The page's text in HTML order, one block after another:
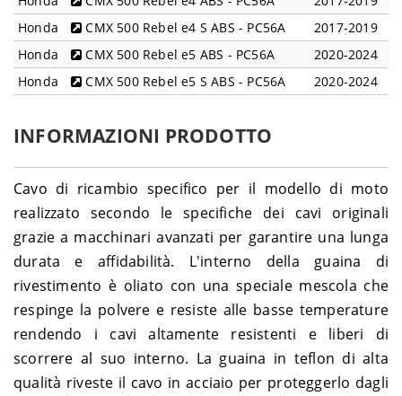
Honda
CMX 500 Rebel e4 S ABS - PC56A
2017-2019
Honda
CMX 500 Rebel e5 ABS - PC56A
2020-2024
Honda
CMX 500 Rebel e5 S ABS - PC56A 2020-2024
INFORMAZIONI PRODOTTO
Cavo di ricambio specifico per il modello di moto
realizzato secondo le specifiche dei cavi originali
grazie a macchinari avanzati per garantire una lunga
durata e affidabilità. L'interno della guaina di
rivestimento è oliato con una speciale mescola che
respinge la polvere e resiste alle basse temperature
rendendo i cavi altamente resistenti e liberi di
scorrere al suo interno. La guaina in teflon di alta
qualità riveste il cavo in acciaio per proteggerlo dagli